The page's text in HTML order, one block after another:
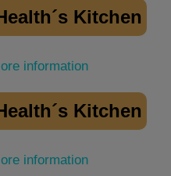
Kitchen
information
Kitchen
information